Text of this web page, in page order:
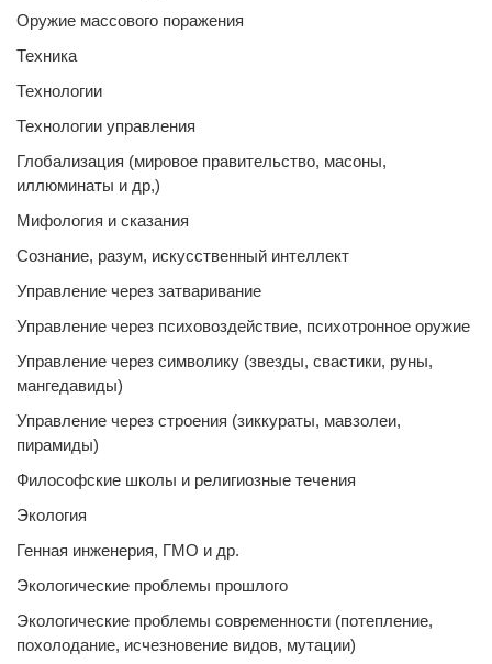
Оружие массового поражения
Техника
Технологии
Технологии управления
Глобализация (мировое правительство, масоны,
иллюминаты и др,)
Мифология и сказания
Сознание, разум, искусственный интеллект
Управление через затваривание
Управление через психовоздействие, психотронное оружие
Управление через символику (звезды, свастики, руны,
мангедавиды)
Управление через строения (зиккураты, мавзолеи,
пирамиды)
Философские школы и религиозные течения
Экология
Генная инженерия, ГМО и др.
Экологические проблемы прошлого
Экологические проблемы современности (потепление,
похолодание, исчезновение видов, мутации)